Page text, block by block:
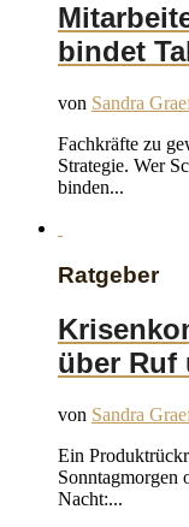
bindet
von Sandra
Fachkräfte zu
Strategie. Wer
binden...
Ratgeber
über Ruf
von Sandra
Ein
Sonntagmorgen
Nacht:...